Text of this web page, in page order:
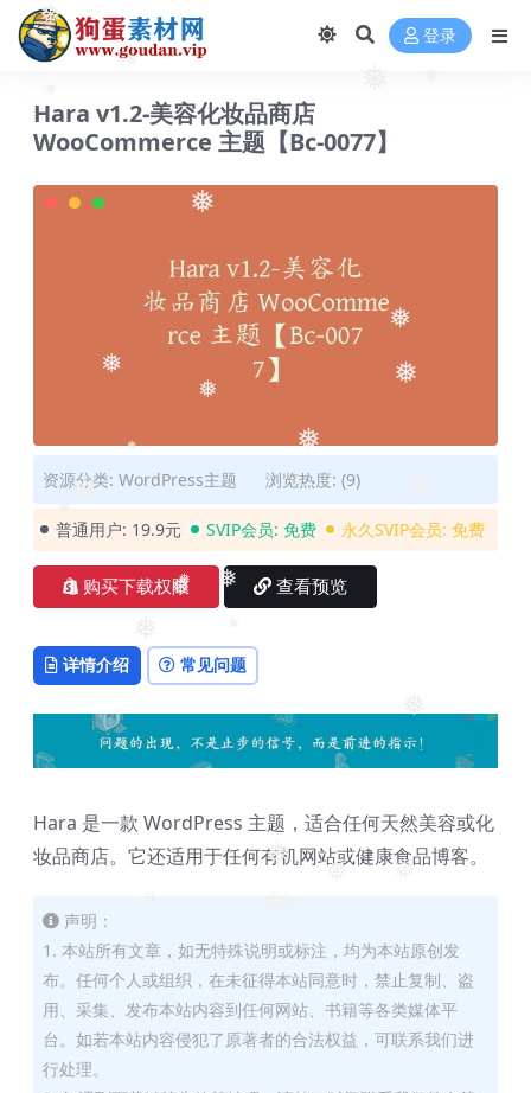
❅
❅
❅
❅
❅
❅
❅
❅
❅
❅
❅
❅
❅
❅
❅
❅ ❅
登录
Hara v1.2-美容化妆品商店
WooCommerce 主题【Bc-0077】
资源分类: WordPress主题 浏览热度: (9)
普通用户: 19.9元 SVIP会员: 免费 永久SVIP会员: 免费
购买下载权限 查看预览
详情介绍 常见问题
Hara 是一款 WordPress 主题，适合任何天然美容或化
妆品商店。它还适用于任何有机网站或健康食品博客。
声明：
1. 本站所有文章，如无特殊说明或标注，均为本站原创发
布。任何个人或组织，在未征得本站同意时，禁止复制、盗
用、采集、发布本站内容到任何网站、书籍等各类媒体平
台。如若本站内容侵犯了原著者的合法权益，可联系我们进
行处理。